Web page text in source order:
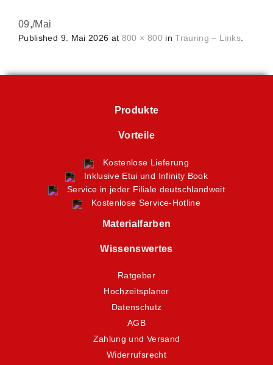
09,/Mai
Published 9. Mai 2026 at 800 × 800 inTrauring – Links.
Produkte
Vorteile
Kostenlose Lieferung
Inklusive Etui und Infinity Book
Service in jeder Filiale deutschlandweit
Kostenlose Service-Hotline
Materialfarben
Wissenswertes
Ratgeber
Hochzeitsplaner
Datenschutz
AGB
Zahlung und Versand
Widerrufsrecht